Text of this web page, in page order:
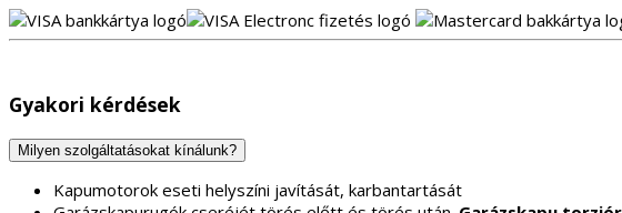
Gyakori kérdések
Milyen szolgáltatásokat kínálunk?
Kapumotorok eseti helyszíni javítását, karbantartását